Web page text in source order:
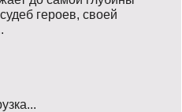
героев, своей